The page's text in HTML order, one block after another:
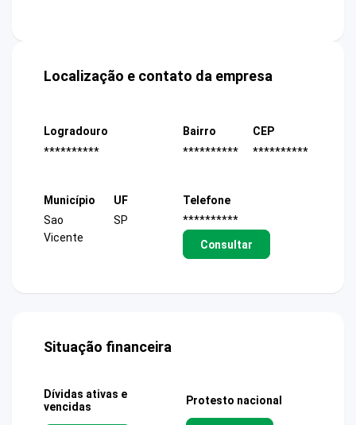
Localização e contato da empresa
Logradouro
**********
Bairro
**********
CEP
**********
Município
Sao
Vicente
UF
SP
Telefone
**********
Consultar
Situação financeira
Dívidas ativas e
vencidas
Protesto nacional